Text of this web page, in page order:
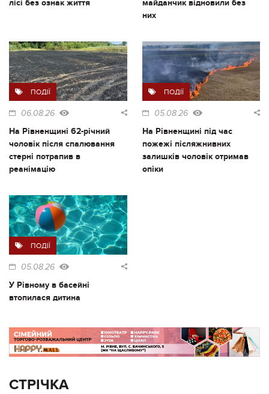
лісі без ознак життя
майданчик відновили без
них
ПОДІЇ
06.08.26
На Рівненщині 62-річний
чоловік після спалювання
стерні потрапив в
реанімацію
ПОДІЇ
05.08.26
На Рівненщині під час
пожежі післяжнивних
залишків чоловік отримав
опіки
ПОДІЇ
05.08.26
У Рівному в басейні
втопилася дитина
СТРІЧКА